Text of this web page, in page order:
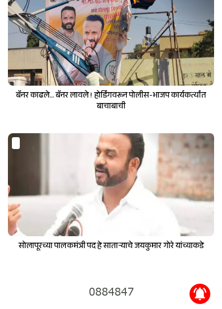
बॅनर काढले... बॅनर लावले ! होर्डिंगवरून पोलीस-भाजप कार्यकर्त्यांत
बाचाबाची
सोलापूरच्या पालकमंत्री पद हे साताऱ्याचे जयकुमार गोरे यांच्याकडे